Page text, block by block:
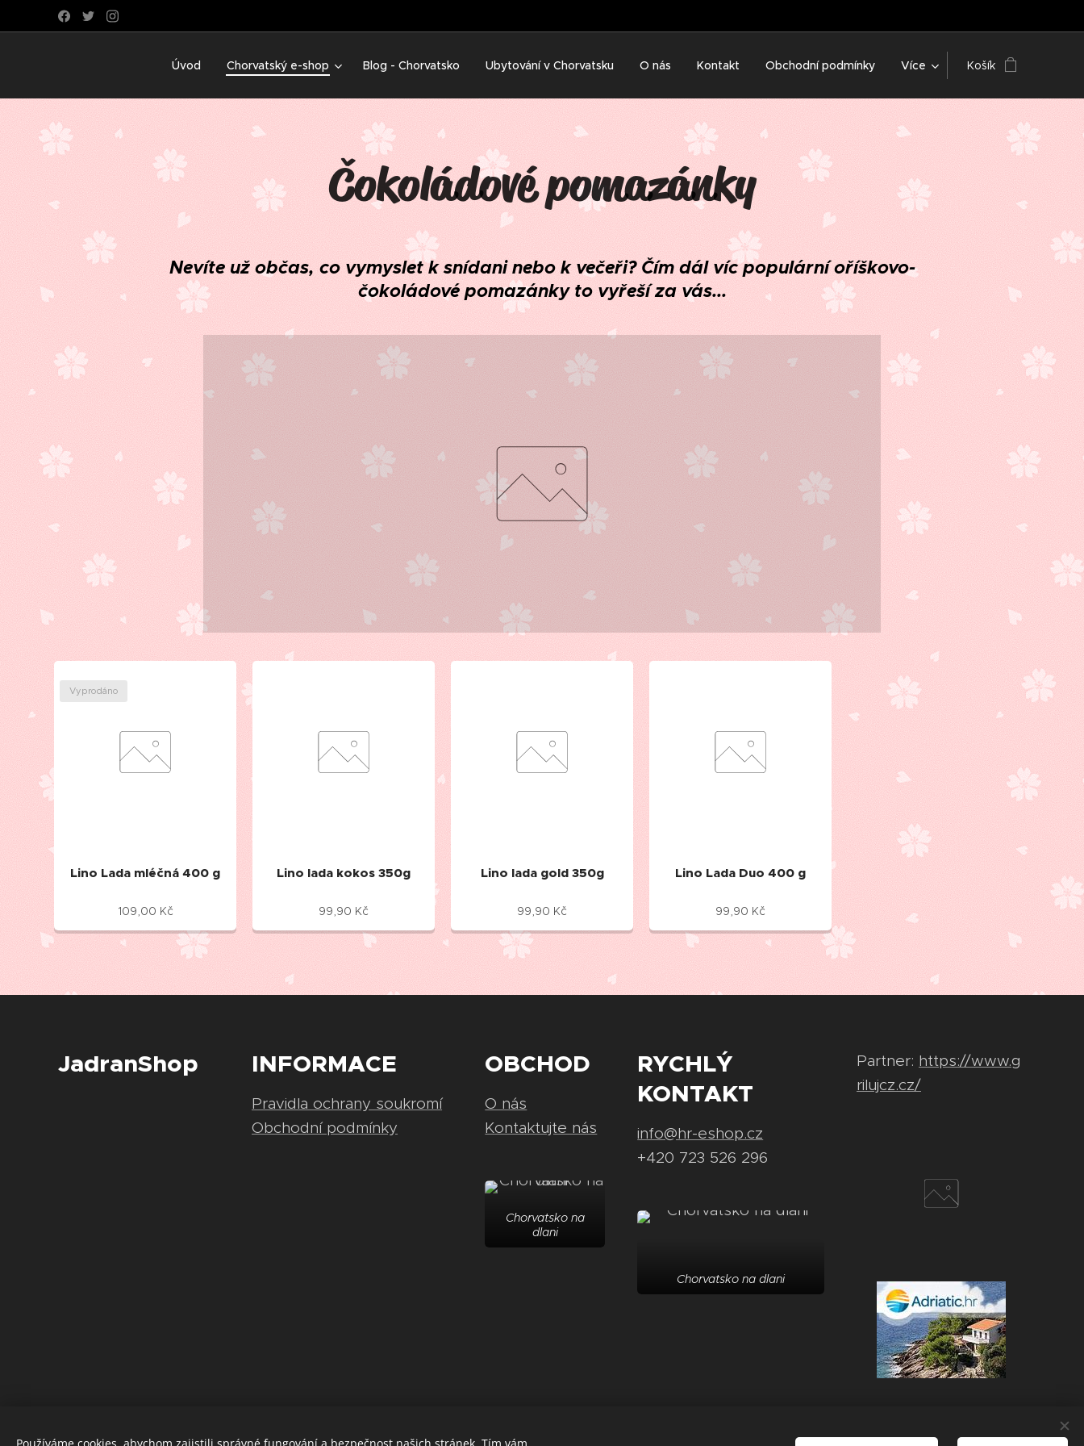
Úvod Chorvatský e-shop Blog - Chorvatsko Ubytování v Chorvatsku O nás Kontakt Obchodní podmínky Více Košík
Čokoládové pomazánky
Nevíte už občas, co vymyslet k snídani nebo k večeři? Čím dál víc populární oříškovo-
čokoládové pomazánky to vyřeší za vás...
Lino Lada mléčná 400 g
Vyprodáno
109,00 Kč
Lino lada kokos 350g
99,90 Kč
Lino lada gold 350g
99,90 Kč
Lino Lada Duo 400 g
99,90 Kč
JadranShop INFORMACE
Pravidla ochrany soukromí
Obchodní podmínky
OBCHOD
O nás
Kontaktujte nás
Chorvatsko na
dlani
RYCHLÝ
KONTAKT
info@hr-eshop.cz
+420 723 526 296
Chorvatsko na dlani
Partner: https://www.g
rilujcz.cz/